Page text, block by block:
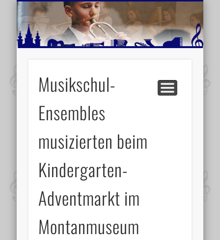
MUSIKSCHULE MARIAZELL
AKTUELLE BERICHTE
SCHULE
VIDEOS
VERANSTALTUNGSTIPPS
WEITERE INFORMATIONEN
Musikschul-
Ensembles
musizierten beim
Kindergarten-
Adventmarkt im
Montanmuseum